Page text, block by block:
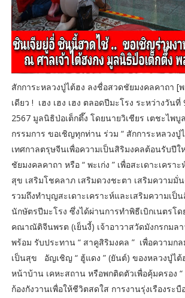
สักการะหลวงปู่ไต้ฮง ลงชื่อสวดชัยมงคลคาถา [
เดียว ! เฮง เฮง เฮง ตลอดปีมะโรง ระหว่างวัน
2567 มูลนิธิป่อเต็กตึ๊ง โดยนายวิเชียร เตชะไพ
กรรมการ ขอเชิญทุกท่าน ร่วม “ สักการะหลวงปู่
เทศกาลตรุษจีนเพื่อความเป็นสิริมงคลต้อนรับปีใ
ชัยมงคลคาถา หรือ “ พะเก่ง ” เพื่อสะเดาะเครา
สุข เสริมโชคลาภ เสริมดวงชะตา เสริมความมั่
รวมถึงทำบุญสะเดาะเคราะห์และเสริมความเป็
นักษัตรปีมะโรง ซึ่งได้ผ่านการทำพิธีเบิกเนตรโ
คณาณัติจีนพรต (เย็นงี้) เจ้าอาวาสวัดมังกรกมลา
พร้อม รับประทาน “ สาคูสิริมงคล ” เพื่อความกล
เป็นสุข อัญเชิญ “ ฮู้แดง ” (ยันต์) ของหลวงปู่ไต้
หน้าบ้าน เคหะสถาน หรือพกติดตัวเพื่อคุ้มครอง “
ก้องกังวานเพื่อให้ชีวิตสดใส การงานรุ่งเรืองระ